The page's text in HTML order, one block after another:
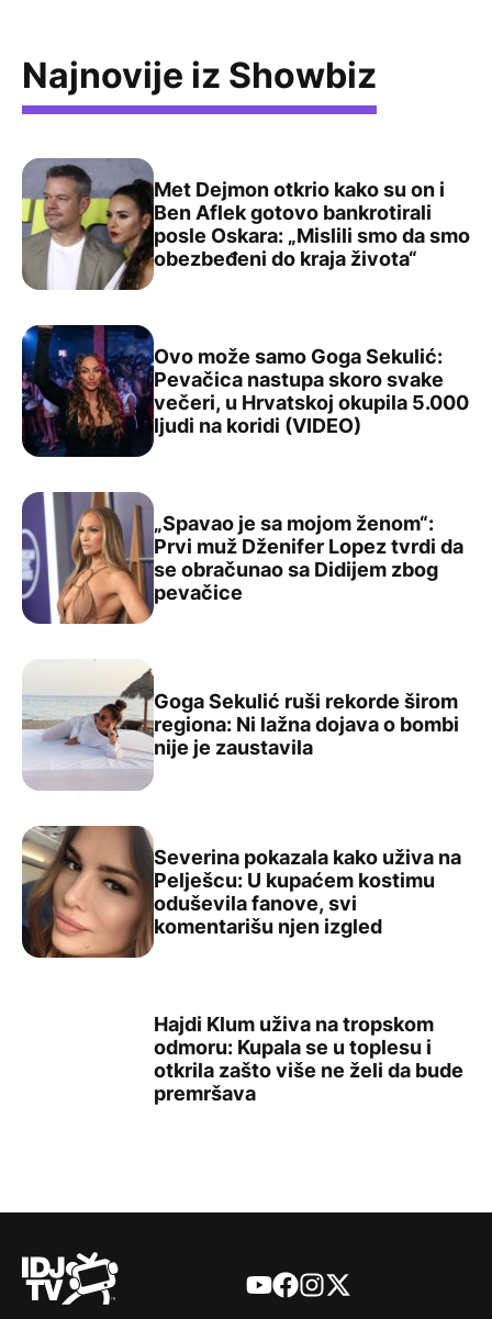
Najnovije iz Showbiz
Met Dejmon otkrio kako su on i Ben Aflek gotovo
Met Dejmon otkrio kako su on i
Ben Aflek gotovo bankrotirali
posle Oskara: „Mislili smo da smo
obezbeđeni do kraja života“
Ovo može samo Goga Sekulić: Pevačica nastupa
Ovo može samo Goga Sekulić:
Pevačica nastupa skoro svake
večeri, u Hrvatskoj okupila 5.000
ljudi na koridi (VIDEO)
„Spavao je sa mojom ženom“: Prvi muž Dženifer
„Spavao je sa mojom ženom“:
Prvi muž Dženifer Lopez tvrdi da
se obračunao sa Didijem zbog
pevačice
Goga Sekulić ruši rekorde širom regiona: Ni lažna
Goga Sekulić ruši rekorde širom
regiona: Ni lažna dojava o bombi
nije je zaustavila
Severina pokazala kako uživa na Pelješcu: U
Severina pokazala kako uživa na
Pelješcu: U kupaćem kostimu
oduševila fanove, svi
komentarišu njen izgled
Hajdi Klum uživa na tropskom odmoru: Kupala se u
Hajdi Klum uživa na tropskom
odmoru: Kupala se u toplesu i
otkrila zašto više ne želi da bude
premršava
YouTube
Facebook
Instagram
X